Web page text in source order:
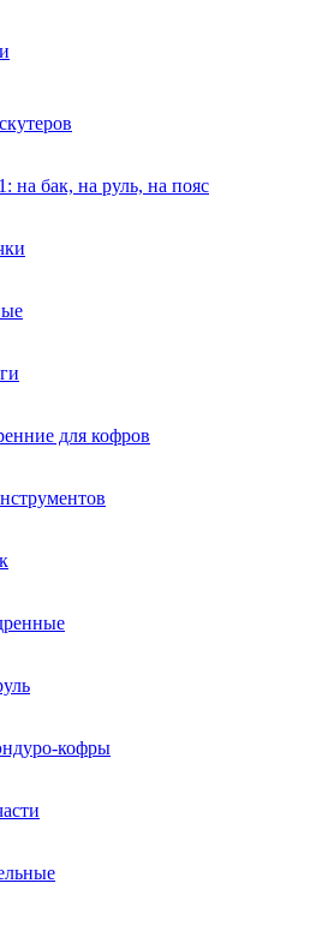
на бак, на руль, на пояс
для кофров
кофры